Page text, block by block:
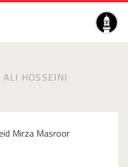
HOSSEINI
Mirza Masroor